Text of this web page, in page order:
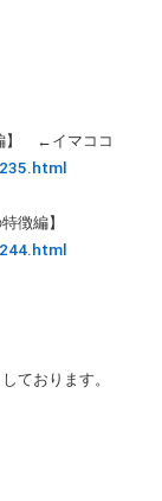
】 ←イマココ
徴編】
ております。